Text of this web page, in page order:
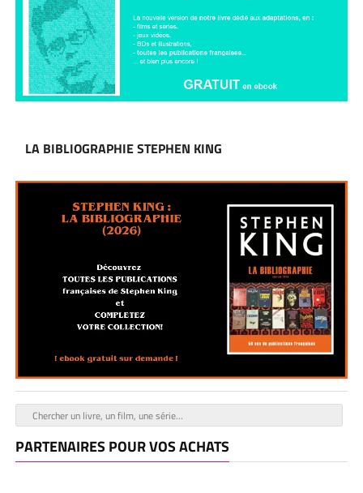
LA BIBLIOGRAPHIE STEPHEN KING
PARTENAIRES POUR VOS ACHATS